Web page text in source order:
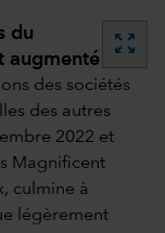
du
augmenté
zoom_out_map